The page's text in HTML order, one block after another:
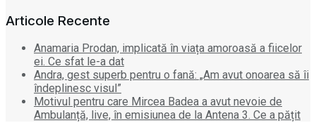
Articole Recente
Anamaria Prodan, implicată în viața amoroasă a fiicelor
ei. Ce sfat le-a dat
Andra, gest superb pentru o fană: „Am avut onoarea să îi
îndeplinesc visul”
Motivul pentru care Mircea Badea a avut nevoie de
Ambulanță, live, în emisiunea de la Antena 3. Ce a pățit